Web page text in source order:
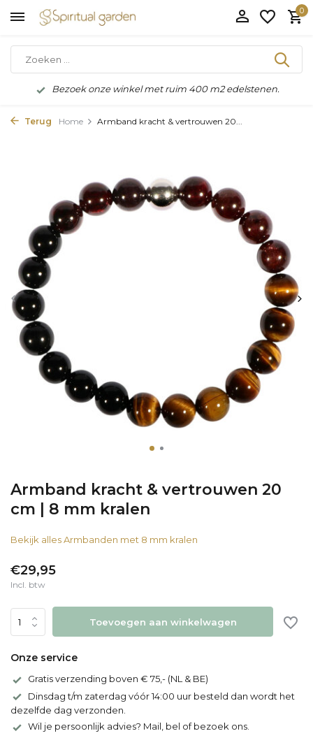
0
Bezoek onze winkel met ruim 400 m2 edelstenen.
Terug Home Armband kracht & vertrouwen 20...
Armband kracht & vertrouwen 20
cm | 8 mm kralen
Bekijk alles Armbanden met 8 mm kralen
€29,95
Incl. btw
Toevoegen aan winkelwagen
Onze service
Gratis verzending boven € 75,- (NL & BE)
Dinsdag t/m zaterdag vóór 14:00 uur besteld dan wordt het
dezelfde dag verzonden.
Wil je persoonlijk advies? Mail, bel of bezoek ons.